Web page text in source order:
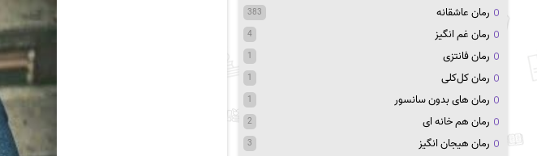
رمان عاشقانه 383
رمان غم انگیز 4
رمان فانتزی 1
رمان کل‌کلی 1
رمان های بدون سانسور 1
رمان هم خانه ای 2
رمان هیجان انگیز 3